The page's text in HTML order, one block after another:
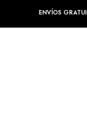
ENVÍOS